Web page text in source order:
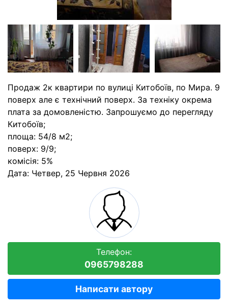
Продаж 2к квартири по вулиці Китобоїв, по Мира. 9
поверх але є технічний поверх. За техніку окрема
плата за домовленістю. Запрошуємо до перегляду
Китобоїв;
площа: 54/8 м2;
поверх: 9/9;
комісія: 5%
Дата: Четвер, 25 Червня 2026
Телефон:
0965798288
Написати автору